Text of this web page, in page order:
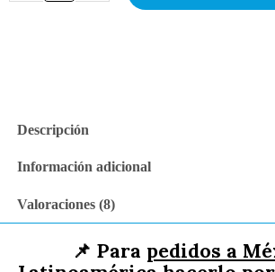
Descripción
Información adicional
Valoraciones (8)
📌 Para pedidos a